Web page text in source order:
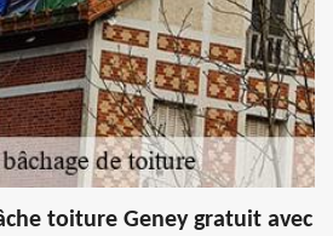
toiture Geney gratuit avec